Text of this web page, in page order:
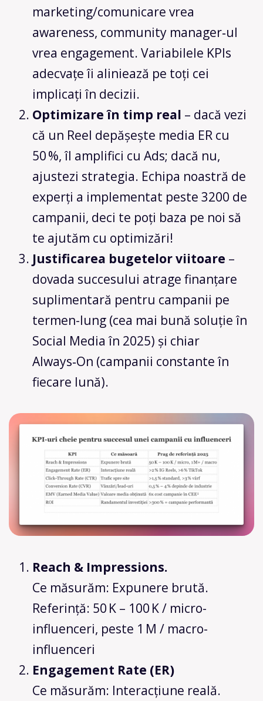
marketing/comunicare vrea
awareness, community manager‑ul
vrea engagement. Variabilele KPIs
adecvațe îi aliniează pe toți cei
implicați în decizii.
Optimizare în timp real – dacă vezi
că un Reel depășește media ER cu
50 %, îl amplifici cu Ads; dacă nu,
ajustezi strategia. Echipa noastră de
experți a implementat peste 3200 de
campanii, deci te poți baza pe noi să
te ajutăm cu optimizări!
Justificarea bugetelor viitoare –
dovada succesului atrage finanțare
suplimentară pentru campanii pe
termen-lung (cea mai bună soluție în
Social Media în 2025) și chiar
Always‑On (campanii constante în
fiecare lună).
Reach & Impressions.
Ce măsurăm: Expunere brută.
Referință: 50 K – 100 K / micro-
influenceri, peste 1 M / macro-
influenceri
Engagement Rate (ER)
Ce măsurăm: Interacțiune reală.